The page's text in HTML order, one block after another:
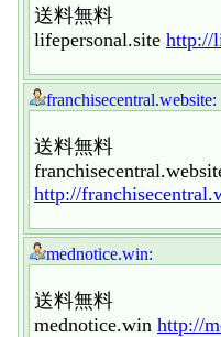
送料無料
lifepersonal.site http://
franchisecentral.website:
送料無料
http://
mednotice.win:
送料無料
mednotice.win http://